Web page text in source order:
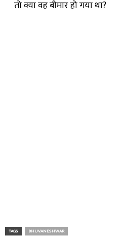
तो क्या वह बीमार हो गया था?
TAGS BHUVANESHWAR